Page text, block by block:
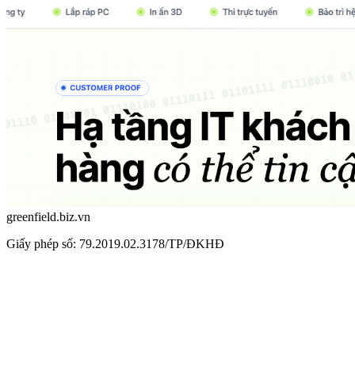
greenfield.biz.vn
Giấy phép số: 79.2019.02.3178/TP/ĐKHĐ